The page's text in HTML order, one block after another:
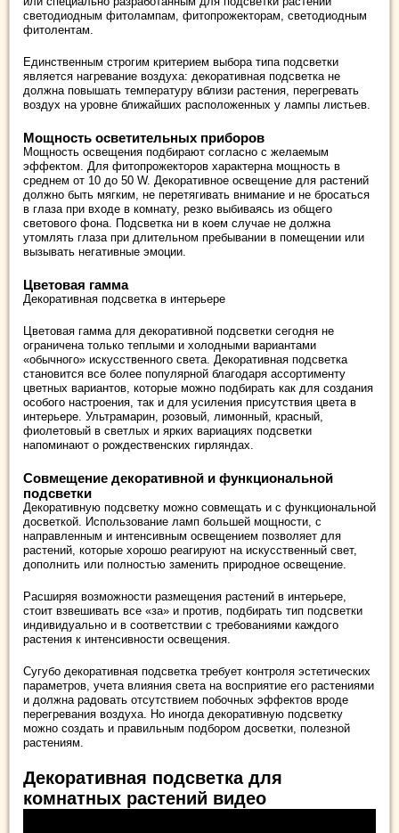
светодиодным фитолампам, фитопрожекторам, светодиодным
фитолентам.
Единственным строгим критерием выбора типа подсветки
является нагревание воздуха: декоративная подсветка не
должна повышать температуру вблизи растения, перегревать
воздух на уровне ближайших расположенных у лампы листьев.
Мощность осветительных приборов
Мощность освещения подбирают согласно с желаемым
эффектом. Для фитопрожекторов характерна мощность в
среднем от 10 до 50 W. Декоративное освещение для растений
должно быть мягким, не перетягивать внимание и не бросаться
в глаза при входе в комнату, резко выбиваясь из общего
светового фона. Подсветка ни в коем случае не должна
утомлять глаза при длительном пребывании в помещении или
вызывать негативные эмоции.
Цветовая гамма
Декоративная подсветка в интерьере
Цветовая гамма для декоративной подсветки сегодня не
ограничена только теплыми и холодными вариантами
«обычного» искусственного света. Декоративная подсветка
становится все более популярной благодаря ассортименту
цветных вариантов, которые можно подбирать как для создания
особого настроения, так и для усиления присутствия цвета в
интерьере. Ультрамарин, розовый, лимонный, красный,
фиолетовый в светлых и ярких вариациях подсветки
напоминают о рождественских гирляндах.
Совмещение декоративной и функциональной
подсветки
Декоративную подсветку можно совмещать и с функциональной
досветкой. Использование ламп большей мощности, с
направленным и интенсивным освещением позволяет для
растений, которые хорошо реагируют на искусственный свет,
дополнить или полностью заменить природное освещение.
Расширяя возможности размещения растений в интерьере,
стоит взвешивать все «за» и против, подбирать тип подсветки
индивидуально и в соответствии с требованиями каждого
растения к интенсивности освещения.
Сугубо декоративная подсветка требует контроля эстетических
параметров, учета влияния света на восприятие его растениями
и должна радовать отсутствием побочных эффектов вроде
перегревания воздуха. Но иногда декоративную подсветку
можно создать и правильным подбором досветки, полезной
растениям.
Декоративная подсветка для
комнатных растений видео